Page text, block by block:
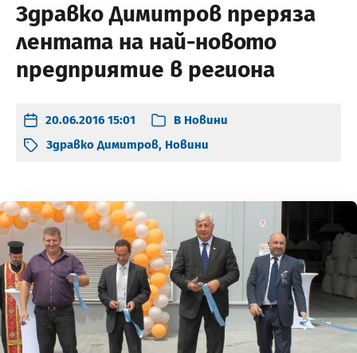
Здравко Димитров преряза
лентата на най-новото
предприятие в региона
20.06.2016 15:01 В Новини
Здравко Димитров, Новини